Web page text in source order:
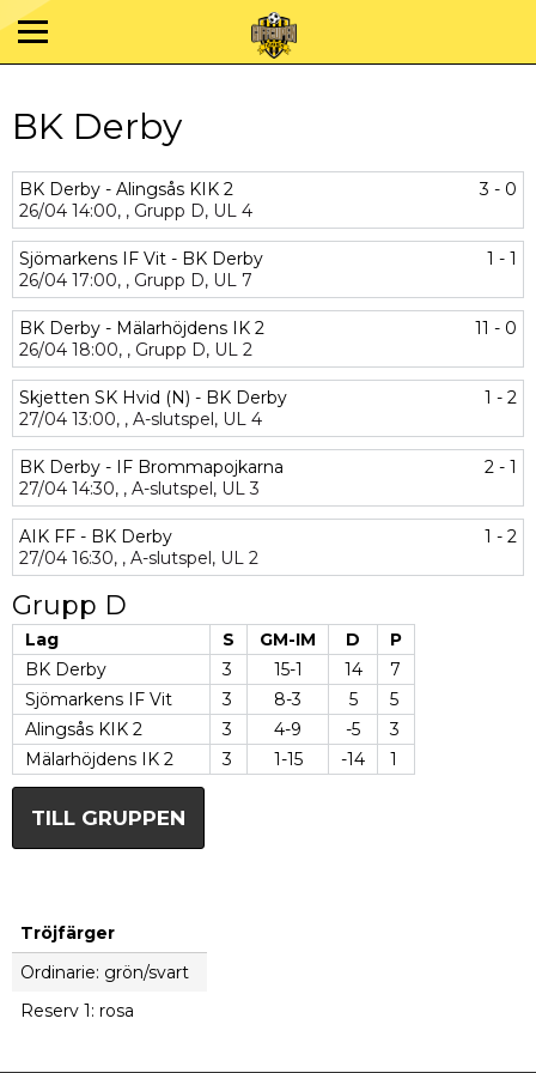
BK Derby
BK Derby - Alingsås KIK 2
3 - 0
26/04 14:00, , Grupp D, UL 4
Sjömarkens IF Vit - BK Derby
1 - 1
26/04 17:00, , Grupp D, UL 7
BK Derby - Mälarhöjdens IK 2
11 - 0
26/04 18:00, , Grupp D, UL 2
Skjetten SK Hvid (N) - BK Derby
1 - 2
27/04 13:00, , A-slutspel, UL 4
BK Derby - IF Brommapojkarna
2 - 1
27/04 14:30, , A-slutspel, UL 3
AIK FF - BK Derby
1 - 2
27/04 16:30, , A-slutspel, UL 2
Grupp D
Lag S GM-IM D
P
BK Derby
3 15-1 14
7
Sjömarkens IF Vit
3 8-3 5
5
Alingsås KIK 2
3 4-9 -5
3
Mälarhöjdens IK 2
3 1-15 -14 1
TILL GRUPPEN
Tröjfärger
Ordinarie: grön/svart
Reserv 1: rosa